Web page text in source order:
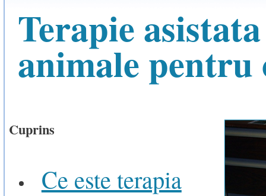
Terapie
animale pentru
Cuprins
Ce este terapia